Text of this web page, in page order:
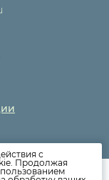
с
Продолжая